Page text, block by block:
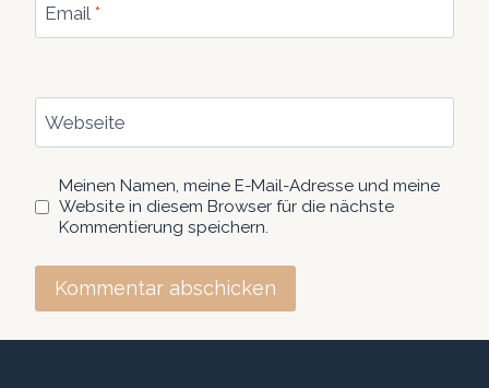
Email *
Webseite
Meinen Namen, meine E-Mail-Adresse und meine
Website in diesem Browser für die nächste
Kommentierung speichern.